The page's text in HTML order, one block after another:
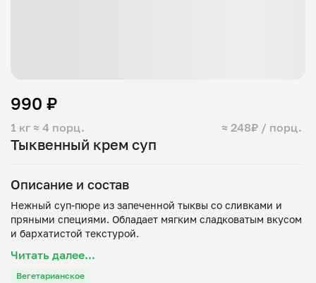
Тыквенный крем суп
1 кг ≈ 4 порц. ≈ 248₽ / порц.
990 ₽
Описание и состав
Нежный суп-пюре из запеченной тыквы со сливками и
пряными специями. Обладает мягким сладковатым вкусом
Читать далее...
Вегетарианское